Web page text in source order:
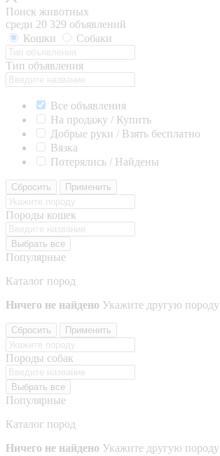
Поиск животных
среди 20 329 объявлений
Кошки
Собаки
Тип объявления
Все объявления
На продажу / Купить
Добрые руки / Взять бесплатно
Вязка
Потерялись / Найдены
Сбросить Применить
Породы кошек
Выбрать все
Популярные
Каталог пород
Ничего не найдено Укажите другую породу
Сбросить Применить
Породы собак
Выбрать все
Популярные
Каталог пород
Ничего не найдено Укажите другую породу